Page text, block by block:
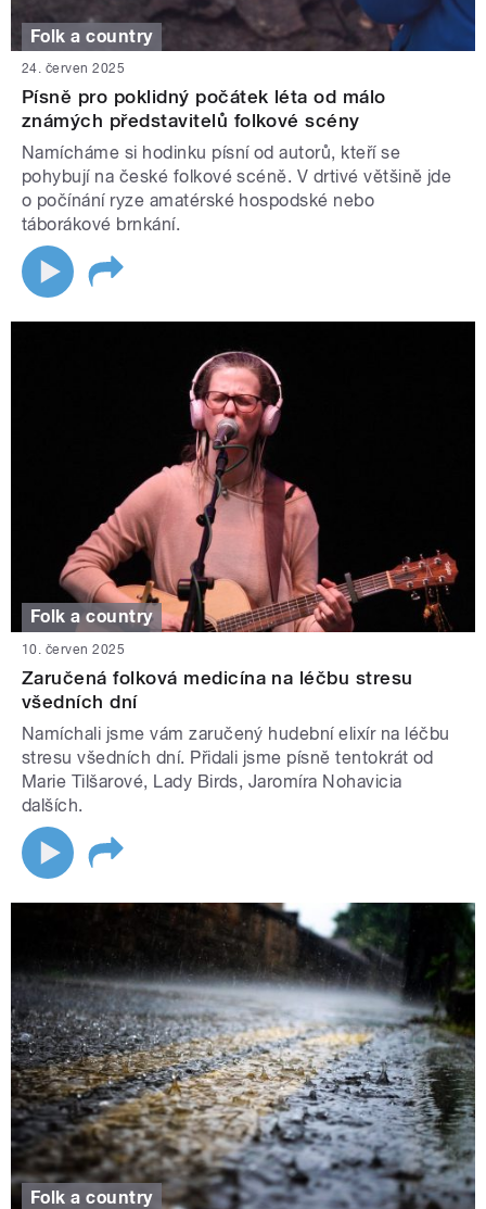
Folk a country
24. červen 2025
Písně pro poklidný počátek léta od málo
známých představitelů folkové scény
Namícháme si hodinku písní od autorů, kteří se
pohybují na české folkové scéně. V drtivé většině jde
o počínání ryze amatérské hospodské nebo
táborákové brnkání.
Folk a country
10. červen 2025
Zaručená folková medicína na léčbu stresu
všedních dní
Namíchali jsme vám zaručený hudební elixír na léčbu
stresu všedních dní. Přidali jsme písně tentokrát od
Marie Tilšarové, Lady Birds, Jaromíra Nohavicia
dalších.
Folk a country